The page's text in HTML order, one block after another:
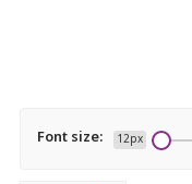
Font size: 12px